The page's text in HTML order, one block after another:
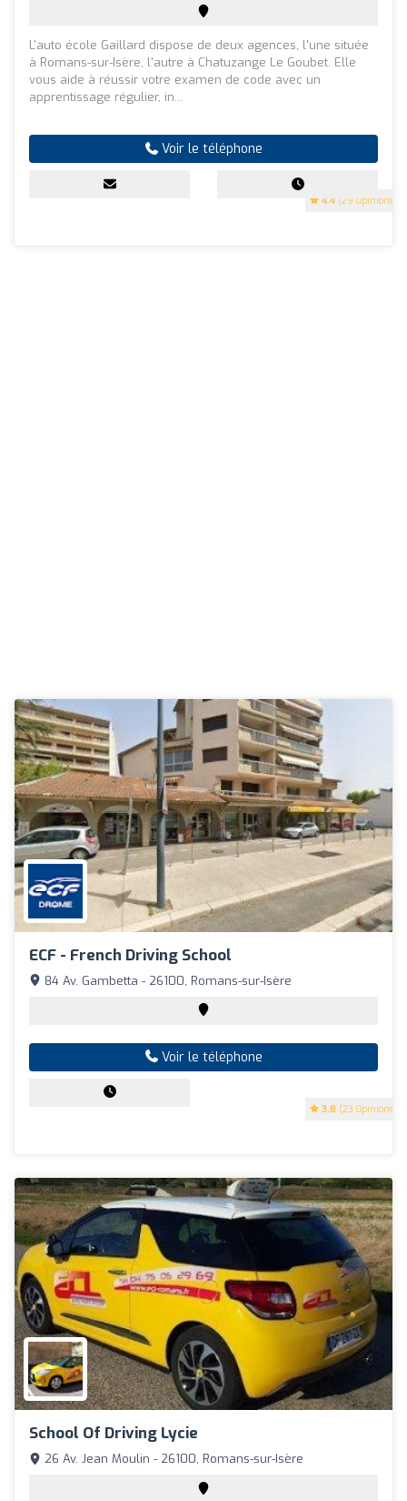
4.4 (29 Opinions)
L'auto école Gaillard dispose de deux agences, l'une située
à Romans-sur-Isère, l'autre à Chatuzange Le Goubet. Elle
vous aide à réussir votre examen de code avec un
apprentissage régulier, in...
Voir le téléphone
ECF - French Driving School
3.8 (23 Opinions)
84 Av. Gambetta - 26100, Romans-sur-Isère
Voir le téléphone
School Of Driving Lycie
26 Av. Jean Moulin - 26100, Romans-sur-Isère